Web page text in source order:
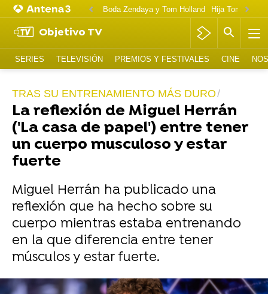
Boda Zendaya y Tom Holland Hija Tom
Objetivo TV
SERIES TELEVISIÓN PREMIOS Y FESTIVALES CINE
TRAS SU ENTRENAMIENTO MÁS DURO
La reflexión de Miguel Herrán
('La casa de papel') entre tener
un cuerpo musculoso y estar
fuerte
Miguel Herrán ha publicado una
reflexión que ha hecho sobre su
cuerpo mientras estaba entrenando
en la que diferencia entre tener
músculos y estar fuerte.